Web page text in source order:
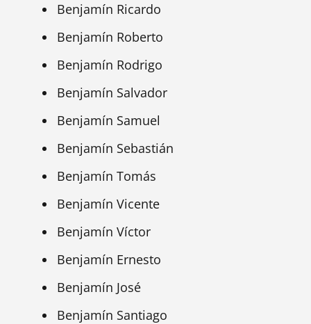
Benjamín Ricardo
Benjamín Roberto
Benjamín Rodrigo
Benjamín Salvador
Benjamín Samuel
Benjamín Sebastián
Benjamín Tomás
Benjamín Vicente
Benjamín Víctor
Benjamín Ernesto
Benjamín José
Benjamín Santiago